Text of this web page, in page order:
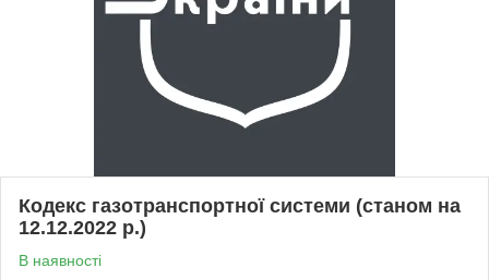
Кодекс газотранспортної системи (станом на
12.12.2022 р.)
В наявності